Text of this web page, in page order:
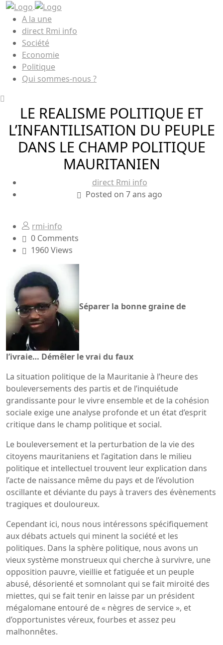
A la une
direct Rmi info
Société
Economie
Politique
Qui sommes-nous ?
LE REALISME POLITIQUE ET
L’INFANTILISATION DU PEUPLE
DANS LE CHAMP POLITIQUE
MAURITANIEN
direct Rmi info
Posted on 7 ans ago
rmi-info
0 Comments
1960 Views
Séparer la bonne graine de
l’ivraie… Démêler le vrai du faux
La situation politique de la Mauritanie à l’heure des
bouleversements des partis et de l’inquiétude
grandissante pour le vivre ensemble et de la cohésion
sociale exige une analyse profonde et un état d’esprit
critique dans le champ politique et social.
Le bouleversement et la perturbation de la vie des
citoyens mauritaniens et l’agitation dans le milieu
politique et intellectuel trouvent leur explication dans
l’acte de naissance même du pays et de l’évolution
oscillante et déviante du pays à travers des évènements
tragiques et douloureux.
Cependant ici, nous nous intéressons spécifiquement
aux débats actuels qui minent la société et les
politiques. Dans la sphère politique, nous avons un
vieux système monstrueux qui cherche à survivre, une
opposition pauvre, vieillie et fatiguée et un peuple
abusé, désorienté et somnolant qui se fait miroité des
miettes, qui se fait tenir en laisse par un président
mégalomane entouré de « nègres de service », et
d’opportunistes véreux, fourbes et assez peu
malhonnêtes.